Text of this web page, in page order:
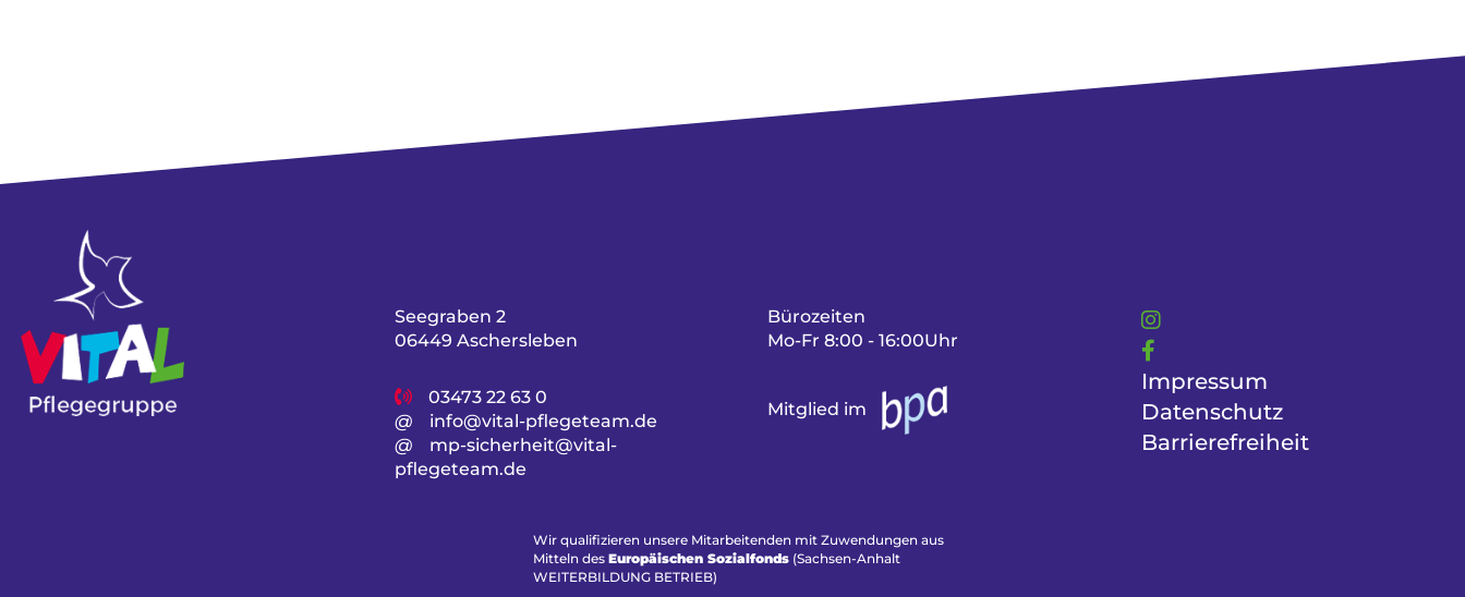
Seegraben 2
06449 Aschersleben
03473 22 63 0
@
info@vital-pflegeteam.de
@
mp-sicherheit@vital-
pflegeteam.de
Bürozeiten
Mo-Fr 8:00 - 16:00Uhr
Mitglied im
Impressum
Datenschutz
Barrierefreiheit
Wir qualifizieren unsere Mitarbeitenden mit Zuwendungen aus
Mitteln desEuropäischen Sozialfonds (Sachsen-Anhalt
WEITERBILDUNG BETRIEB)